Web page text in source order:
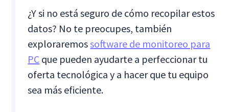
¿Y si no está seguro de cómo recopilar estos
datos? No te preocupes, también
exploraremossoftware de monitoreo para
PC que pueden ayudarte a perfeccionar tu
oferta tecnológica y a hacer que tu equipo
sea más eficiente.